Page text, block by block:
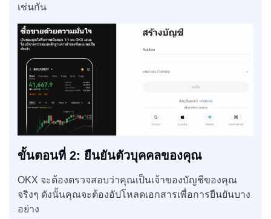
เช่นกัน
ขั้นตอนที่ 2: ยืนยันตัวบุคคลของคุณ
OKX จะต้องตรวจสอบว่าคุณเป็นเจ้าของบัญชีของคุณ
จริงๆ ดังนั้นคุณจะต้องอัปโหลดเอกสารเพื่อการยืนยันบาง
อย่าง